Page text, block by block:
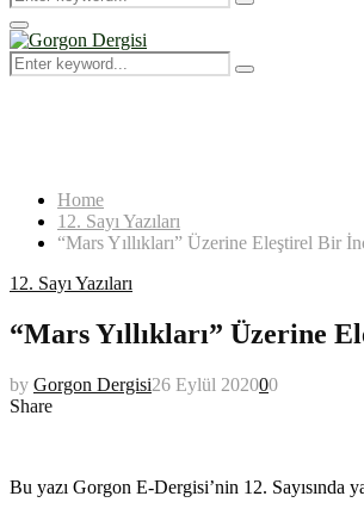
for:
Search
Primary
Menu
Search
for:
Search
Home
12. Sayı Yazıları
“Mars Yıllıkları” Üzerine Eleştirel Bir
12. Sayı Yazıları
“Mars Yıllıkları” Üzerine
by Gorgon Dergisi26 Eylül 202000
Share
Bu yazı Gorgon E-Dergisi’nin 12. Sayısında